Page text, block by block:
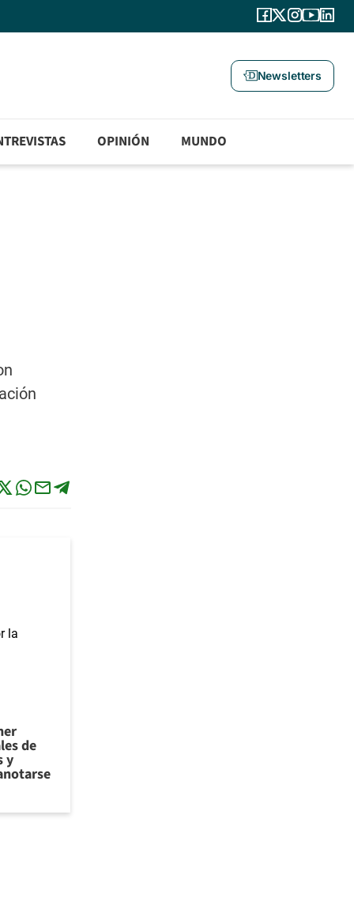
Newsletters
OPINIÓN MUNDO
de
y